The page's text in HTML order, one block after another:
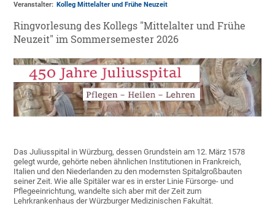
Veranstalter: Kolleg Mittelalter und Frühe Neuzeit
Ringvorlesung des Kollegs "Mittelalter und Frühe
Neuzeit" im Sommersemester 2026
Das Juliusspital in Würzburg, dessen Grundstein am 12. März 1578
gelegt wurde, gehörte neben ähnlichen Institutionen in Frankreich,
Italien und den Niederlanden zu den modernsten Spitalgroßbauten
seiner Zeit. Wie alle Spitäler war es in erster Linie Fürsorge- und
Pflegeeinrichtung, wandelte sich aber mit der Zeit zum
Lehrkrankenhaus der Würzburger Medizinischen Fakultät.